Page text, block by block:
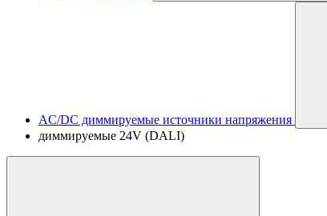
AC/DC диммируемые источники напряжения
диммируемые 24V (DALI)